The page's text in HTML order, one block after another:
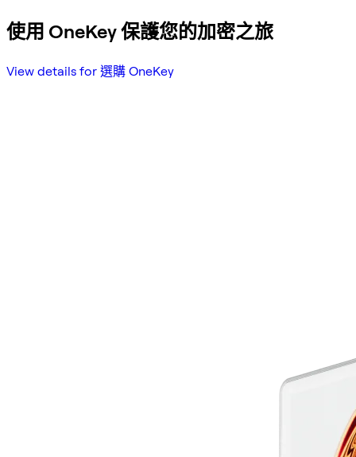
使用 OneKey 保護您的加密之旅
View details for 選購 OneKey